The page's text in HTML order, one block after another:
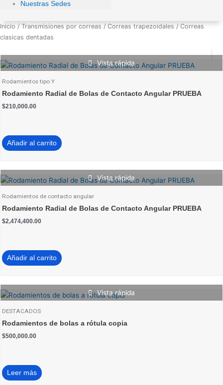
Nuestras Sedes
Inicio / Transmisiones por correas / Correas trapezoidales / Correas
clasicas dentadas
Vista rápida
Rodamientos tipo Y
Rodamiento Radial de Bolas de Contacto Angular PRUEBA
$210,000.00
Añadir al carrito
Vista rápida
Rodamientos de contacto angular
Rodamiento Radial de Bolas de Contacto Angular PRUEBA
$2,474,400.00
Añadir al carrito
Vista rápida
DESTACADOS
Rodamientos de bolas a rótula copia
$500,000.00
Leer más